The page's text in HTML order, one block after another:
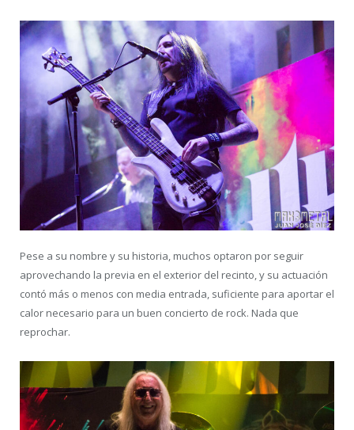
Pese a su nombre y su historia, muchos optaron por seguir
aprovechando la previa en el exterior del recinto, y su actuación
contó más o menos con media entrada, suficiente para aportar el
calor necesario para un buen concierto de rock. Nada que
reprochar.